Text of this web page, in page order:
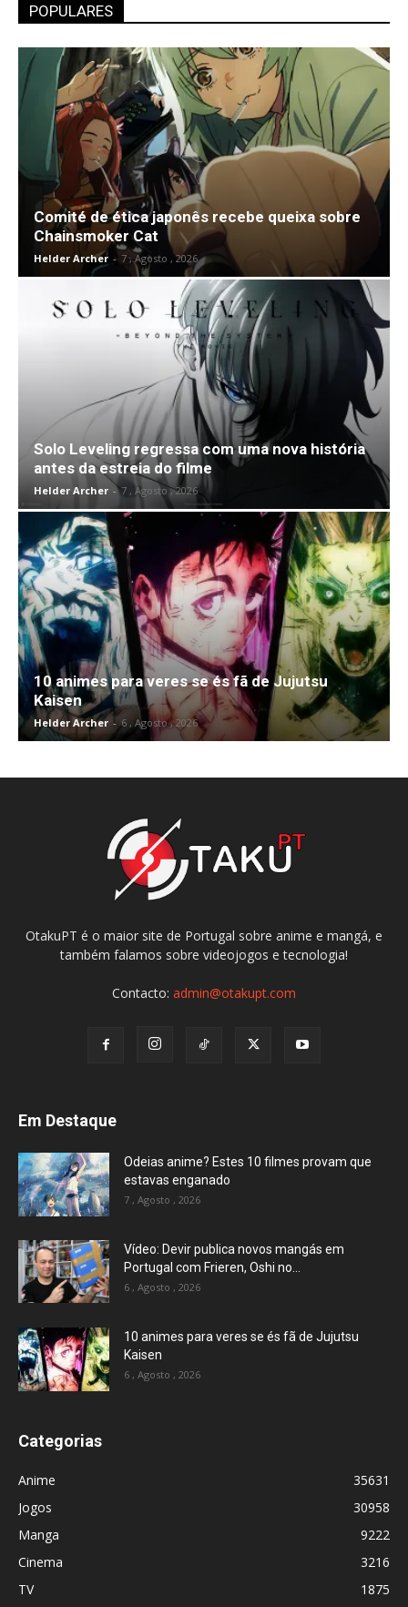
POPULARES
Comité de ética japonês recebe queixa sobre
Chainsmoker Cat
Helder Archer - 7 , Agosto , 2026
Solo Leveling regressa com uma nova história
antes da estreia do filme
Helder Archer - 7 , Agosto , 2026
10 animes para veres se és fã de Jujutsu
Kaisen
Helder Archer - 6 , Agosto , 2026
OtakuPT é o maior site de Portugal sobre anime e mangá, e
também falamos sobre videojogos e tecnologia!
Contacto: admin@otakupt.com
Em Destaque
Odeias anime? Estes 10 filmes provam que
estavas enganado
7 , Agosto , 2026
Vídeo: Devir publica novos mangás em
Portugal com Frieren, Oshi no...
6 , Agosto , 2026
10 animes para veres se és fã de Jujutsu
Kaisen
6 , Agosto , 2026
Categorias
Anime
35631
Jogos
30958
Manga
9222
Cinema
3216
TV
1875